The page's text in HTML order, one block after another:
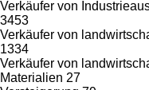
Verkäufer von
3453
Verkäufer von
1334
Verkäufer von
Materialien 27